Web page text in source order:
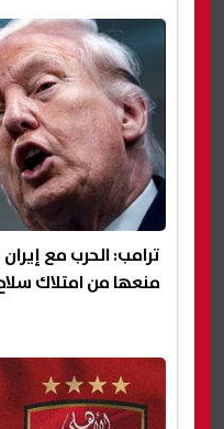
ترامب: الحرب مع
منعها من امتلاك